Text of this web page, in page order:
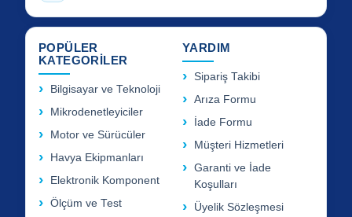
POPÜLER
KATEGORİLER
Bilgisayar ve Teknoloji
Mikrodenetleyiciler
Motor ve Sürücüler
Havya Ekipmanları
Elektronik Komponent
Ölçüm ve Test
YARDIM
Sipariş Takibi
Arıza Formu
İade Formu
Müşteri Hizmetleri
Garanti ve İade
Koşulları
Üyelik Sözleşmesi